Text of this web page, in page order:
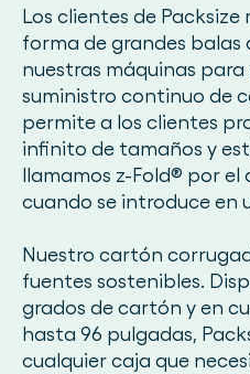
Los clientes de Packsize
forma de grandes balas
nuestras máquinas
suministro continuo de
permite a los clientes
infinito de tamaños y
llamamos z-Fold® por
cuando se introduce en
Nuestro cartón
fuentes sostenibles.
grados de cartón y en
hasta 96 pulgadas,
cualquier caja que